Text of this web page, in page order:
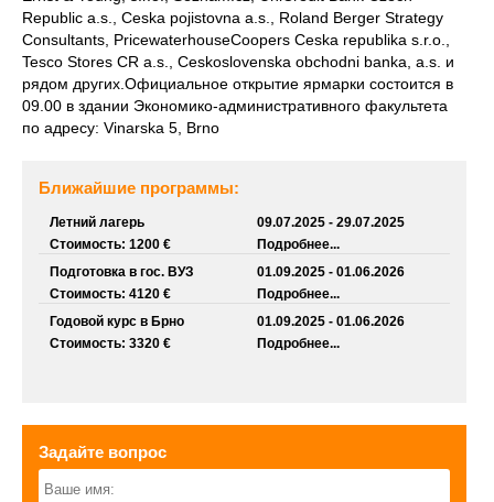
Republic a.s., Ceska pojistovna a.s., Roland Berger Strategy
Consultants, PricewaterhouseCoopers Ceska republika s.r.o.,
Tesco Stores CR a.s., Ceskoslovenska obchodni banka, a.s. и
рядом других.Официальное открытие ярмарки состоится в
09.00 в здании Экономико-административного факультета
по адресу: Vinarska 5, Brno
Ближайшие программы:
Летний лагерь
Стоимость: 1200 €
09.07.2025 - 29.07.2025
Подробнее...
Подготовка в гос. ВУЗ
Стоимость: 4120 €
01.09.2025 - 01.06.2026
Подробнее...
Годовой курс в Брно
Стоимость: 3320 €
01.09.2025 - 01.06.2026
Подробнее...
Задайте вопрос